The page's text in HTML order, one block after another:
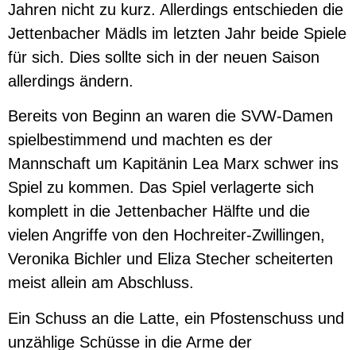
Jahren nicht zu kurz. Allerdings entschieden die
Jettenbacher Mädls im letzten Jahr beide Spiele
für sich. Dies sollte sich in der neuen Saison
allerdings ändern.
Bereits von Beginn an waren die SVW-Damen
spielbestimmend und machten es der
Mannschaft um Kapitänin Lea Marx schwer ins
Spiel zu kommen. Das Spiel verlagerte sich
komplett in die Jettenbacher Hälfte und die
vielen Angriffe von den Hochreiter-Zwillingen,
Veronika Bichler und Eliza Stecher scheiterten
meist allein am Abschluss.
Ein Schuss an die Latte, ein Pfostenschuss und
unzählige Schüsse in die Arme der